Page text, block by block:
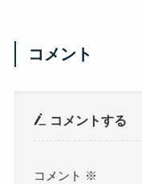
コメント
コメントする
コメント ※